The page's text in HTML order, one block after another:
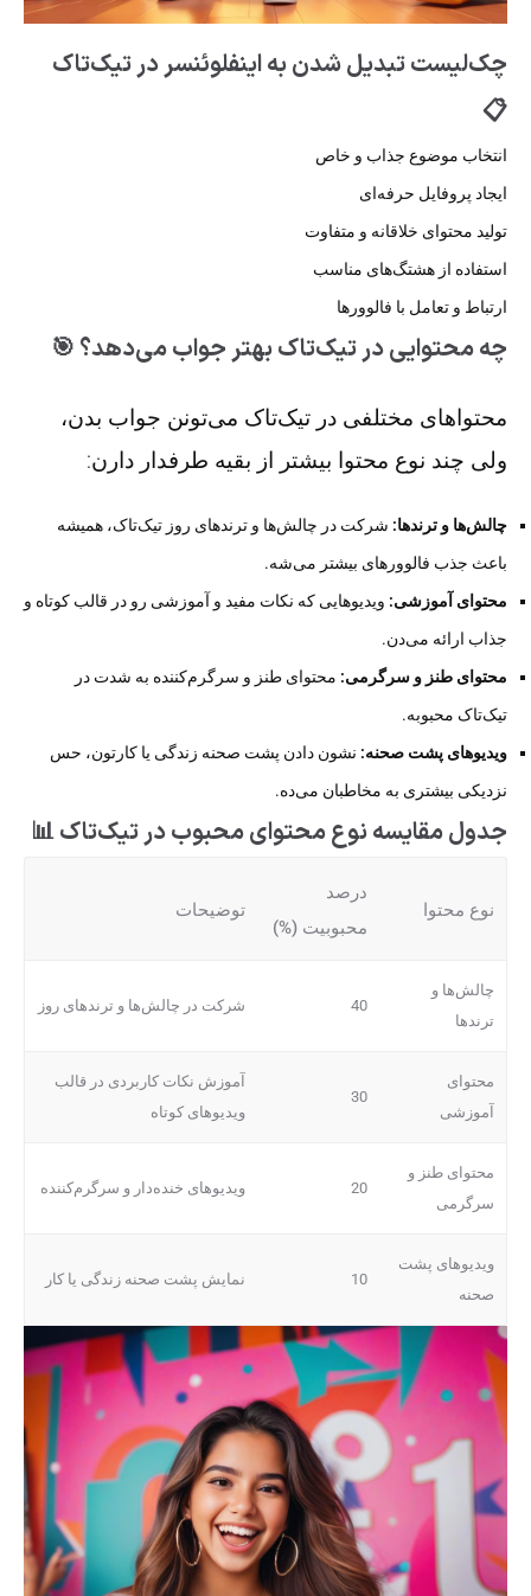
چک‌لیست تبدیل شدن به اینفلوئنسر در تیک‌تاک
📋
انتخاب موضوع جذاب و خاص
ایجاد پروفایل حرفه‌ای
تولید محتوای خلاقانه و متفاوت
استفاده از هشتگ‌های مناسب
ارتباط و تعامل با فالوورها
چه محتوایی در تیک‌تاک بهتر جواب می‌دهد؟ 🎯
محتواهای مختلفی در تیک‌تاک می‌تونن جواب بدن،
ولی چند نوع محتوا بیشتر از بقیه طرفدار دارن:
چالش‌ها و ترندها: شرکت در چالش‌ها و ترندهای روز تیک‌تاک، همیشه
باعث جذب فالوورهای بیشتر می‌شه.
محتوای آموزشی: ویدیوهایی که نکات مفید و آموزشی رو در قالب کوتاه و
جذاب ارائه می‌دن.
محتوای طنز و سرگرمی: محتوای طنز و سرگرم‌کننده به شدت در
تیک‌تاک محبوبه.
ویدیوهای پشت صحنه: نشون دادن پشت صحنه زندگی یا کارتون، حس
نزدیکی بیشتری به مخاطبان می‌ده.
جدول مقایسه نوع محتوای محبوب در تیک‌تاک 📊
نوع محتوا
درصد
محبوبیت (%)
توضیحات
چالش‌ها و
ترندها
40 شرکت در چالش‌ها و ترندهای روز
محتوای
آموزشی
30
آموزش نکات کاربردی در قالب
ویدیوهای کوتاه
محتوای طنز و
سرگرمی
20 ویدیوهای خنده‌دار و سرگرم‌کننده
ویدیوهای پشت
صحنه
10 نمایش پشت صحنه زندگی یا کار